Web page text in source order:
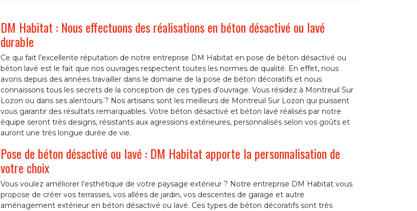
DM Habitat : Nous effectuons des réalisations en béton désactivé ou lavé
durable
Ce qui fait l’excellente réputation de notre entreprise DM Habitat en pose de béton désactivé ou
béton lavé est le fait que nos ouvrages respectent toutes les normes de qualité. En effet, nous
avons depuis des années travailler dans le domaine de la pose de béton décoratifs et nous
connaissons tous les secrets de la conception de ces types d’ouvrage. Vous résidez à Montreuil Sur
Lozon ou dans ses alentours ? Nos artisans sont les meilleurs de Montreuil Sur Lozon qui puissent
vous garantir des résultats remarquables. Votre béton désactivé et béton lavé réalisés par notre
équipe seront très designs, résistants aux agressions extérieures, personnalisés selon vos goûts et
auront une très longue durée de vie.
Pose de béton désactivé ou lavé : DM Habitat apporte la personnalisation de
votre choix
Vous voulez améliorer l’esthétique de votre paysage extérieur ? Notre entreprise DM Habitat vous
propose de créer vos terrasses, vos allées de jardin, vos descentes de garage et autre
aménagement extérieur en béton désactivé ou lavé. Ces types de béton décoratifs sont très